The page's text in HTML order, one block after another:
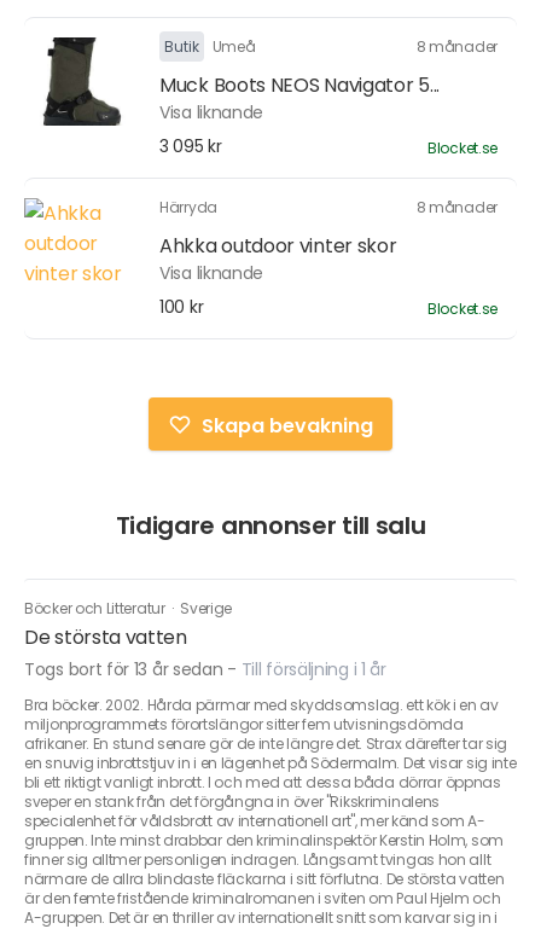
Butik Umeå 8 månader
Muck Boots NEOS Navigator 5...
Visa liknande
3 095 kr
Blocket.se
Härryda 8 månader
Ahkka outdoor vinter skor
Visa liknande
100 kr
Blocket.se
Skapa bevakning
Tidigare annonser till salu
Böcker och Litteratur · Sverige
De största vatten
Togs bort för 13 år sedan - Till försäljning i 1 år
Bra böcker. 2002. Hårda pärmar med skyddsomslag. ett kök i en av
miljonprogrammets förortslängor sitter fem utvisningsdömda
afrikaner. En stund senare gör de inte längre det. Strax därefter tar sig
en snuvig inbrottstjuv in i en lägenhet på Södermalm. Det visar sig inte
bli ett riktigt vanligt inbrott. I och med att dessa båda dörrar öppnas
sveper en stank från det förgångna in över ''Rikskriminalens
specialenhet för våldsbrott av internationell art'', mer känd som A-
gruppen. Inte minst drabbar den kriminalinspektör Kerstin Holm, som
finner sig alltmer personligen indragen. Långsamt tvingas hon allt
närmare de allra blindaste fläckarna i sitt förflutna. De största vatten
är den femte fristående kriminalromanen i sviten om Paul Hjelm och
A-gruppen. Det är en thriller av internationellt snitt som karvar sig in i